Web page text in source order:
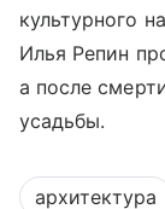
культурного
Илья Репин
а после
усадьбы.
архитектура